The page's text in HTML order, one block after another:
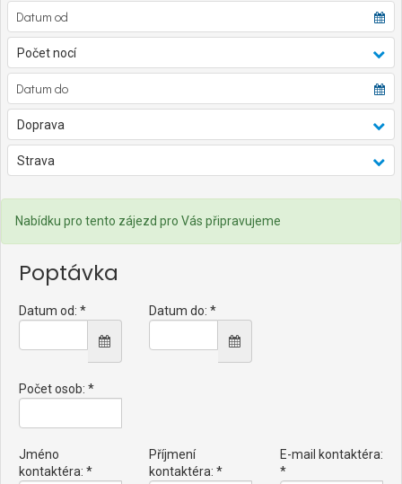
Počet nocí
Doprava
Strava
Nabídku pro tento zájezd pro Vás připravujeme
Poptávka
Datum od: * Datum do: *
Počet osob: *
Jméno
kontaktéra: *
Příjmení
kontaktéra: *
E-mail kontaktéra:
*